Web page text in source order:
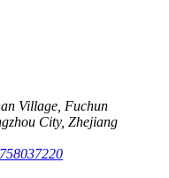
Village, Fuchun
City, Zhejiang